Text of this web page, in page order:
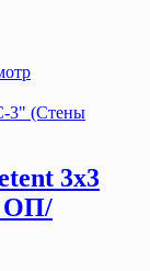
3х3
ОП/